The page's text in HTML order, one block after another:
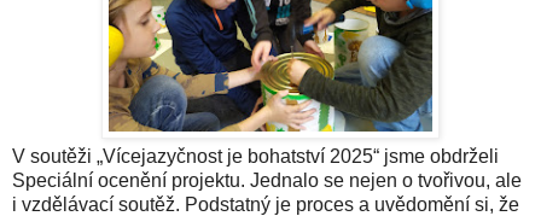
V soutěži „Vícejazyčnost je bohatství 2025“ jsme obdrželi
Speciální ocenění projektu. Jednalo se nejen o tvořivou, ale
i vzdělávací soutěž. Podstatný je proces a uvědomění si, že